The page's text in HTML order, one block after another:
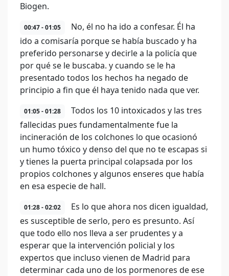
Biogen.
00:47 - 01:05
No, él no ha ido a confesar. Él ha
ido a comisaría porque se había buscado y ha
preferido personarse y decirle a la policía que
por qué se le buscaba. y cuando se le ha
presentado todos los hechos ha negado de
principio a fin que él haya tenido nada que ver.
01:05 - 01:28
Todos los 10 intoxicados y las tres
fallecidas pues fundamentalmente fue la
incineración de los colchones lo que ocasionó
un humo tóxico y denso del que no te escapas si
y tienes la puerta principal colapsada por los
propios colchones y algunos enseres que había
en esa especie de hall.
01:28 - 02:02
Es lo que ahora nos dicen igualdad,
es susceptible de serlo, pero es presunto. Así
que todo ello nos lleva a ser prudentes y a
esperar que la intervención policial y los
expertos que incluso vienen de Madrid para
determinar cada uno de los pormenores de ese